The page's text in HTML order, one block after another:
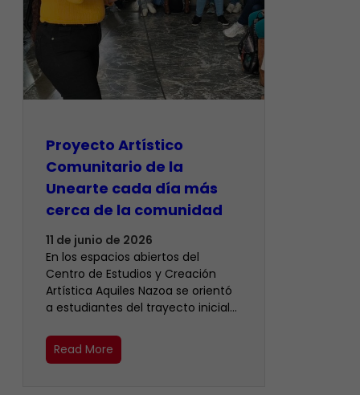
Proyecto Artístico
Comunitario de la
Unearte cada día más
cerca de la comunidad
11 de junio de 2026
En los espacios abiertos del
Centro de Estudios y Creación
Artística Aquiles Nazoa se orientó
a estudiantes del trayecto inicial…
Read More